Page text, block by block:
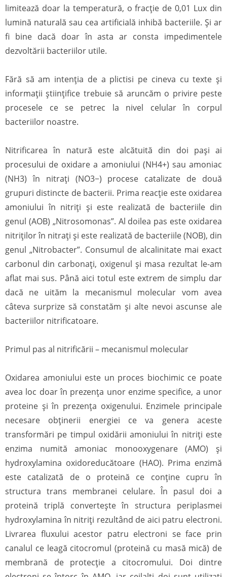
limitează doar la temperatură, o fracție de 0,01 Lux din
lumină naturală sau cea artificială inhibă bacteriile. Și ar
fi bine dacă doar în asta ar consta impedimentele
dezvoltării bacteriilor utile.
Fără să am intenția de a plictisi pe cineva cu texte și
informații științifice trebuie să aruncăm o privire peste
procesele ce se petrec la nivel celular în corpul
bacteriilor noastre.
Nitrificarea în natură este alcătuită din doi pași ai
procesului de oxidare a amoniului (NH4+) sau amoniac
(NH3) în nitraţi (NO3−) procese catalizate de două
grupuri distincte de bacterii. Prima reacție este oxidarea
amoniului în nitriți și este realizată de bacteriile din
genul (AOB) „Nitrosomonas”. Al doilea pas este oxidarea
nitriților în nitrați și este realizată de bacteriile (NOB), din
genul „Nitrobacter”. Consumul de alcalinitate mai exact
carbonul din carbonați, oxigenul și masa rezultat le-am
aflat mai sus. Până aici totul este extrem de simplu dar
dacă ne uităm la mecanismul molecular vom avea
câteva surprize să constatăm și alte nevoi ascunse ale
bacteriilor nitrificatoare.
Primul pas al nitrificării – mecanismul molecular
Oxidarea amoniului este un proces biochimic ce poate
avea loc doar în prezenţa unor enzime specifice, a unor
proteine și în prezența oxigenului. Enzimele principale
necesare obținerii energiei ce va genera aceste
transformări pe timpul oxidării amoniului în nitriți este
enzima numită amoniac monooxygenare (AMO) şi
hydroxylamina oxidoreducătoare (HAO). Prima enzimă
este catalizată de o proteină ce conține cupru în
structura trans membranei celulare. În pasul doi a
proteină triplă convertește în structura periplasmei
hydroxylamina în nitriți rezultând de aici patru electroni.
Livrarea fluxului acestor patru electroni se face prin
canalul ce leagă citocromul (proteină cu masă mică) de
membrană de protecție a citocromului. Doi dintre